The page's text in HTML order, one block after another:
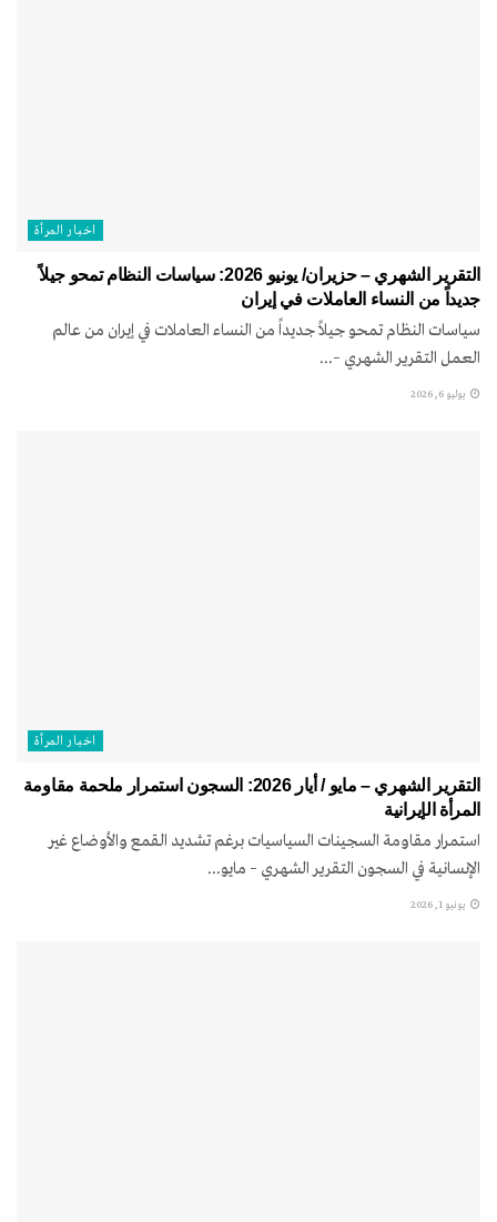
اخبار المرأة
التقرير الشهري – حزيران/ يونيو 2026: سياسات النظام تمحو جيلاً
جديداً من النساء العاملات في إيران
سياسات النظام تمحو جيلاً جديداً من النساء العاملات في إيران من عالم
العمل التقرير الشهري –...
يوليو 6, 2026
اخبار المرأة
التقرير الشهري – مايو / أيار 2026: السجون استمرار ملحمة مقاومة
المرأة الإيرانية
استمرار مقاومة السجينات السياسيات برغم تشديد القمع والأوضاع غير
الإنسانية في السجون التقرير الشهري – مايو...
يونيو 1, 2026